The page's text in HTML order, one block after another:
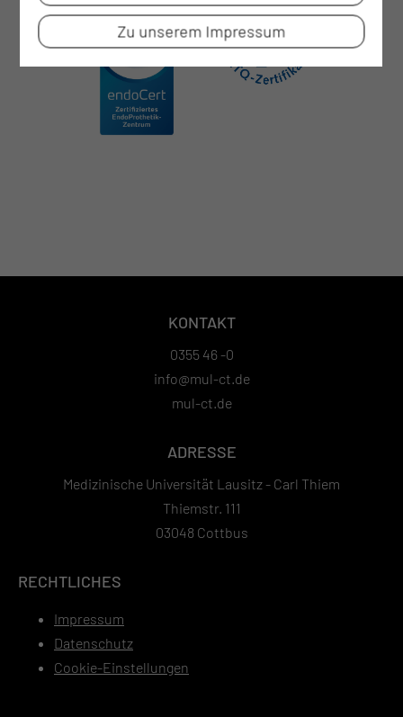
KONTAKT
0355 46 -0
info@mul-ct.de
mul-ct.de
ADRESSE
Medizinische Universität Lausitz - Carl Thiem
Thiemstr. 111
03048 Cottbus
RECHTLICHES
Impressum
Datenschutz
Cookie-Einstellungen
Zu unserem Impressum